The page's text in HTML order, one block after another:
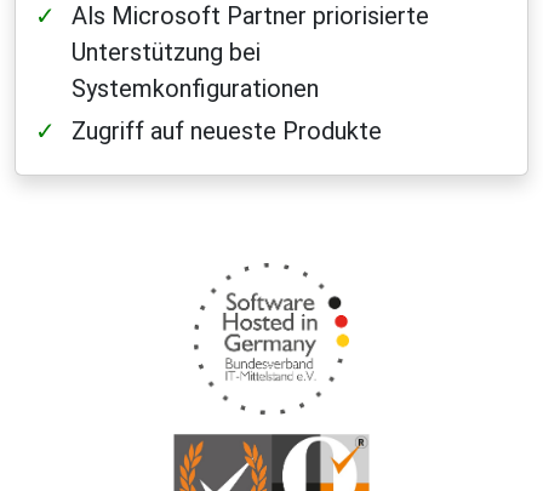
Als Microsoft Partner priorisierte
Unterstützung bei
Systemkonfigurationen
Zugriff auf neueste Produkte